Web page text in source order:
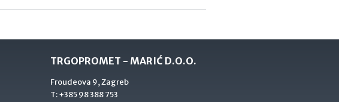
TRGOPROMET - MARIĆ D.O.O.
Froudeova 9, Zagreb
T:+385 98 388 753